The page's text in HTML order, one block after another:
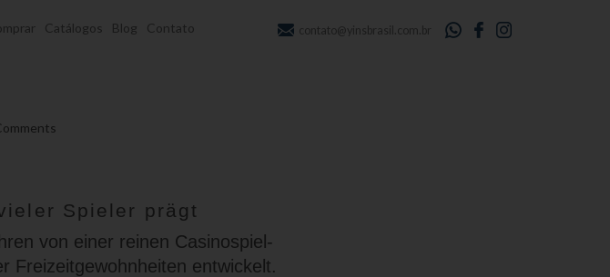
Catálogos Blog Contato contato@yinsbrasil.com.br
Spieler prägt
von einer reinen Casinospiel-
Freizeitgewohnheiten entwickelt.